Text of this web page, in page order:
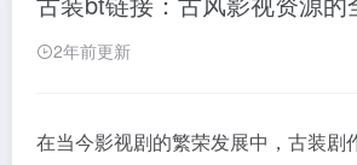
2年前更新
在当今影视剧的繁荣发展中，古装剧